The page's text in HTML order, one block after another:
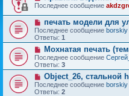
Последнее сообщение
печать модели для
Последнее сообщение borskiy
Ответы: 1
Мохнатая печать
Последнее сообщение Сергей_
Ответы: 3
Object_26, стальной
Последнее сообщение borskiy
Ответы: 2